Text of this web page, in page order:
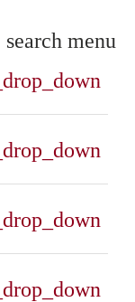
search menu